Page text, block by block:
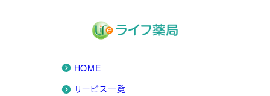
HOME
サービス一覧